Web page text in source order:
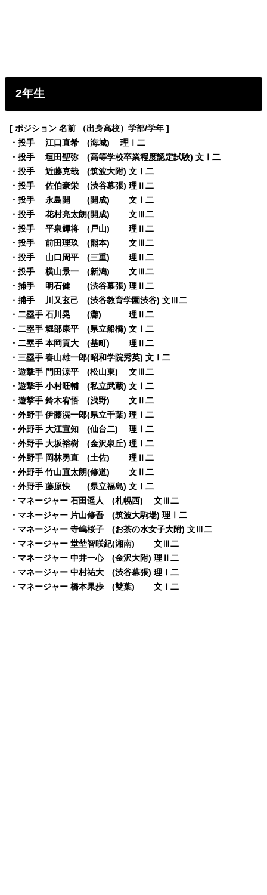
2年生
[ ポジション 名前 （出身高校）学部/学年 ]
・投手 江口直希 (海城) 理Ⅰ二
・投手 垣田聖弥 (高等学校卒業程度認定試験) 文Ⅰ二
・投手 近藤克哉 (筑波大附) 文Ⅰ二
・投手 佐伯豪栄 (渋谷幕張) 理Ⅱ二
・投手 永島開 (開成) 文Ⅰ二
・投手 花村亮太朗(開成) 文Ⅲ二
・投手 平泉輝将 (戸山) 理Ⅱ二
・投手 前田理玖 (熊本) 文Ⅲ二
・投手 山口周平 (三重) 理Ⅱ二
・投手 横山景一 (新潟) 文Ⅲ二
・捕手 明石健 (渋谷幕張) 理Ⅱ二
・捕手 川又玄己 (渋谷教育学園渋谷) 文Ⅲ二
・二塁手 石川晃 (灘) 理Ⅱ二
・二塁手 堀部康平 (県立船橋) 文Ⅰ二
・二塁手 本岡貢大 (基町) 理Ⅱ二
・三塁手 春山雄一郎(昭和学院秀英) 文Ⅰ二
・遊撃手 門田涼平 (松山東) 文Ⅲ二
・遊撃手 小村旺輔 (私立武蔵) 文Ⅰ二
・遊撃手 鈴木宥悟 (浅野) 文Ⅱ二
・外野手 伊藤滉一郎(県立千葉) 理Ⅰ二
・外野手 大江宣知 (仙台二) 理Ⅰ二
・外野手 大坂裕樹 (金沢泉丘) 理Ⅰ二
・外野手 岡林勇直 (土佐) 理Ⅱ二
・外野手 竹山直太朗(修道) 文Ⅱ二
・外野手 藤原快 (県立福島) 文Ⅰ二
・マネージャー 石田遥人 (札幌西) 文Ⅲ二
・マネージャー 片山修吾 (筑波大駒場) 理Ⅰ二
・マネージャー 寺嶋桜子 (お茶の水女子大附) 文Ⅲ二
・マネージャー 堂埜智咲紀(湘南) 文Ⅲ二
・マネージャー 中井一心 (金沢大附) 理Ⅱ二
・マネージャー 中村祐大 (渋谷幕張) 理Ⅰ二
・マネージャー 橋本果歩 (雙葉) 文Ⅰ二